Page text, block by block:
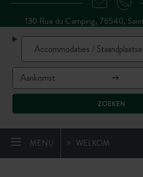
ZOEKEN
130 Rue du Camping, 76540,
MENU WELKOM